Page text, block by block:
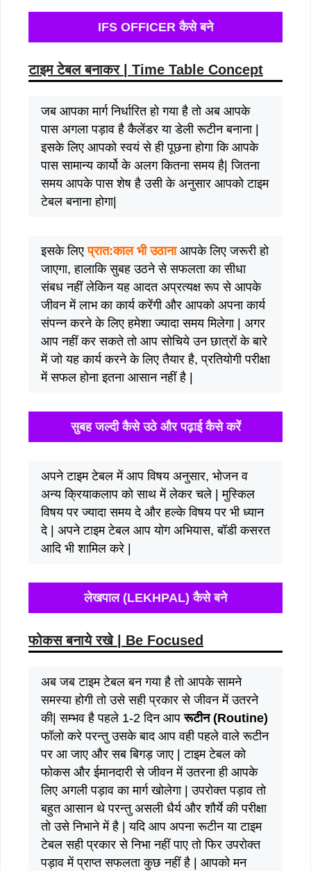
IFS OFFICER कैसे बने
टाइम टेबल बनाकर | Time Table Concept
जब आपका मार्ग निर्धारित हो गया है तो अब आपके
पास अगला पड़ाव है कैलेंडर या डेली रूटीन बनाना |
इसके लिए आपको स्वयं से ही पूछना होगा कि आपके
पास सामान्य कार्यो के अलग कितना समय है| जितना
समय आपके पास शेष है उसी के अनुसार आपको टाइम
टेबल बनाना होगा|
इसके लिएप्रात:काल भी उठानाआपके लिए जरूरी हो
जाएगा, हालाकि सुबह उठने से सफलता का सीधा
संबध नहीं लेकिन यह आदत अप्रत्यक्ष रूप से आपके
जीवन में लाभ का कार्य करेंगी और आपको अपना कार्य
संपन्न करने के लिए हमेशा ज्यादा समय मिलेगा | अगर
आप नहीं कर सकते तो आप सोचिये उन छात्रों के बारे
में जो यह कार्य करने के लिए तैयार है, प्रतियोगी परीक्षा
में सफल होना इतना आसान नहीं है |
सुबह जल्दी कैसे उठे और पढ़ाई कैसे करें
अपने टाइम टेबल में आप विषय अनुसार, भोजन व
अन्य क्रियाकलाप को साथ में लेकर चले | मुस्किल
विषय पर ज्यादा समय दे और हल्के विषय पर भी ध्यान
दे | अपने टाइम टेबल आप योग अभियास, बॉडी कसरत
आदि भी शामिल करे |
लेखपाल (LEKHPAL) कैसे बने
फोकस बनाये रखे | Be Focused
अब जब टाइम टेबल बन गया है तो आपके सामने
समस्या होगी तो उसे सही प्रकार से जीवन में उतरने
की| सम्भव है पहले 1-2 दिन आपरूटीन (Routine)
फॉलो करे परन्तु उसके बाद आप वही पहले वाले रूटीन
पर आ जाए और सब बिगड़ जाए | टाइम टेबल को
फोकस और ईमानदारी से जीवन में उतरना ही आपके
लिए अगली पड़ाव का मार्ग खोलेगा | उपरोक्त पड़ाव तो
बहुत आसान थे परन्तु असली धैर्य और शौर्ये की परीक्षा
तो उसे निभाने में है | यदि आप अपना रूटीन या टाइम
टेबल सही प्रकार से निभा नहीं पाए तो फिर उपरोक्त
पड़ाव में प्राप्त सफलता कुछ नहीं है | आपको मन